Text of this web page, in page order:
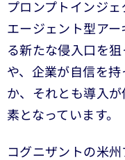
プロンプトインジェ
エージェント型ア
る新たな侵入口を
や、企業が自信を
か、それとも導入
素となっています。
コグニザントの米